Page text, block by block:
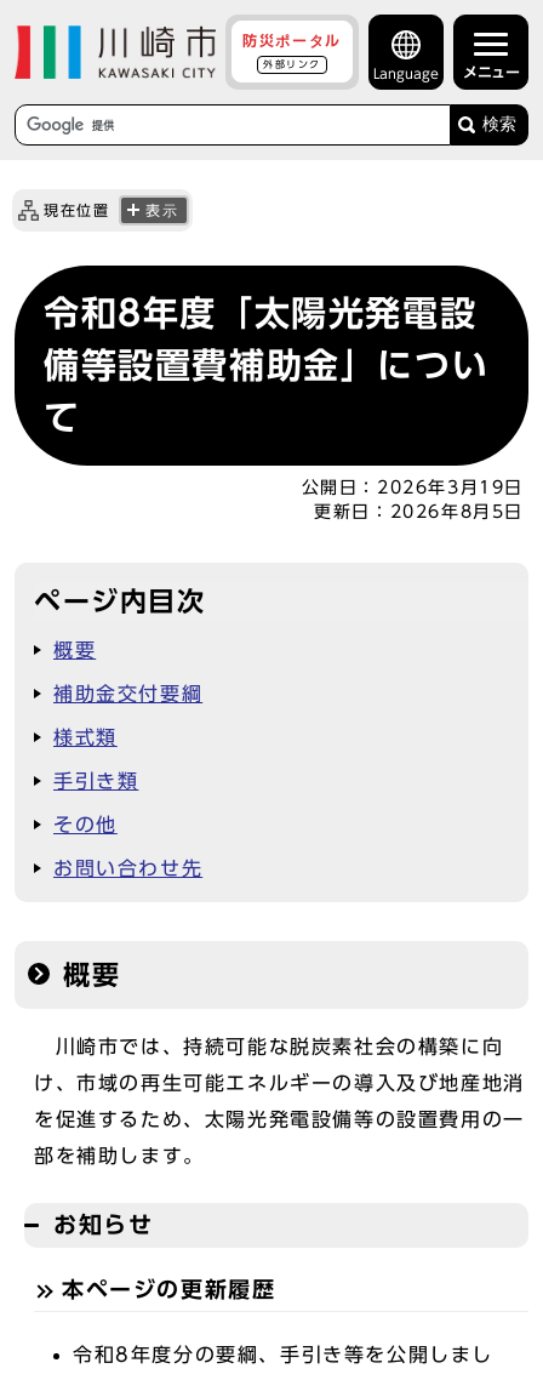
防災ポータル
外部リンク
Language メニュー
検索
現在位置 表示
令和8年度「太陽光発電設
備等設置費補助金」につい
て
公開日： 2026年3月19日
更新日：
2026年8月5日
ページ内目次
概要
補助金交付要綱
様式類
手引き類
その他
お問い合わせ先
概要
川崎市では、持続可能な脱炭素社会の構築に向
け、市域の再生可能エネルギーの導入及び地産地消
を促進するため、太陽光発電設備等の設置費用の一
部を補助します。
お知らせ
本ページの更新履歴
令和8年度分の要綱、手引き等を公開しまし